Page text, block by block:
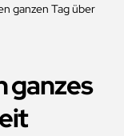
ganzen Tag über
ganzes